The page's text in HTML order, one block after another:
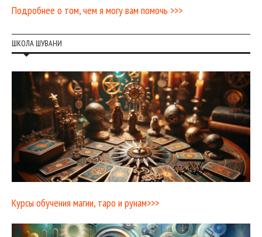
Подробнее о том, чем я могу вам помочь >>>
ШКОЛА ШУВАНИ
Курсы обучения магии, таро и рунам>>>